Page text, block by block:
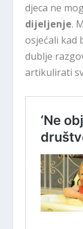
djeca ne
dijeljenje.
osjećali kad
dublje
artikulirati